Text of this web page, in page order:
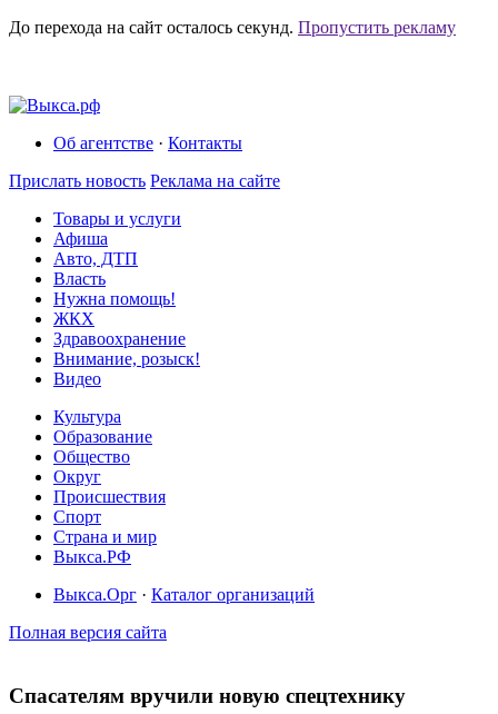
До перехода на сайт осталось секунд. Пропустить рекламу
Об агентстве · Контакты
Прислать новость Реклама на сайте
Товары и услуги
Афиша
Авто, ДТП
Власть
Нужна помощь!
ЖКХ
Здравоохранение
Внимание, розыск!
Видео
Культура
Образование
Общество
Округ
Происшествия
Спорт
Страна и мир
Выкса.РФ
Выкса.Орг · Каталог организаций
Полная версия сайта
Спасателям вручили новую спецтехнику